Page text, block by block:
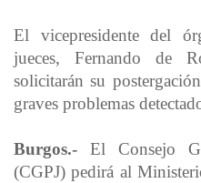
El vicepresidente del
jueces, Fernando de
solicitarán su
graves problemas
Burgos.- El Consejo
(CGPJ) pedirá al